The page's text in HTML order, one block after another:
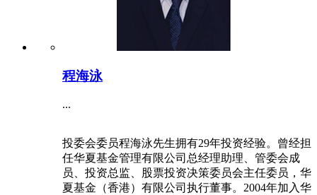
程海泳
...
投委会委员程海泳先生拥有29年投资经验。曾经担
任华夏基金管理有限公司总经理助理、管委会成
员、投资总监、股票投资决策委员会主任委员，华
夏基金（香港）有限公司执行董事。2004年加入华